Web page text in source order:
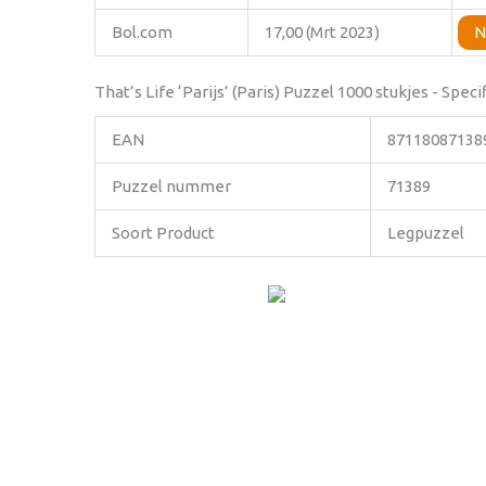
Bol.com 17,00 (Mrt 2023)
That’s Life ‘Parijs’ (Paris) Puzzel 1000 stukjes -
EAN
Puzzel nummer 71389
Soort Product Legpuzzel